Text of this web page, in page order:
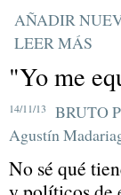
AÑADIR
LEER MÁS
"Yo me
14/11/13
BRUTO
Agustín
No sé qué